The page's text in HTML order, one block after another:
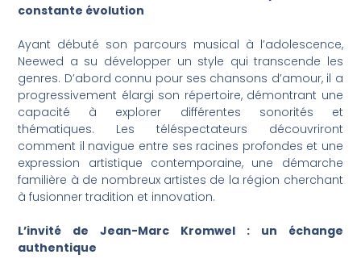
constante évolution
Ayant débuté son parcours musical à l’adolescence,
Neewed a su développer un style qui transcende les
genres. D’abord connu pour ses chansons d’amour, il a
progressivement élargi son répertoire, démontrant une
capacité à explorer différentes sonorités et
thématiques. Les téléspectateurs découvriront
comment il navigue entre ses racines profondes et une
expression artistique contemporaine, une démarche
familière à de nombreux artistes de la région cherchant
à fusionner tradition et innovation.
L’invité de Jean-Marc Kromwel : un échange
authentique